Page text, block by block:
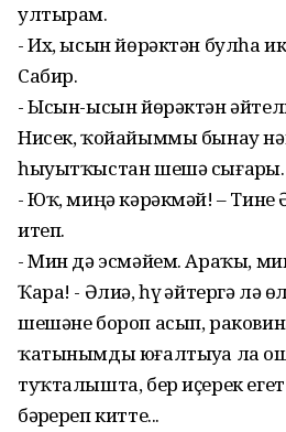
ултырам.
- Их, ысын йөрәктән булһа
Сабир.
- Ысын-ысын йөрәктән
Нисек, ҡойайыммы бынау
һыуытҡыстан шешә сығарҙы.
- Юҡ, миңә кәрәкмәй! –
итеп.
- Мин дә эсмәйем. Араҡы,
Ҡара! - Әлиә, һүҙ әйтергә лә
шешәне бороп асып,
ҡатынымды юғалтыуҙа ла
туҡталышта, бер иҫерек
бәрҙереп китте...